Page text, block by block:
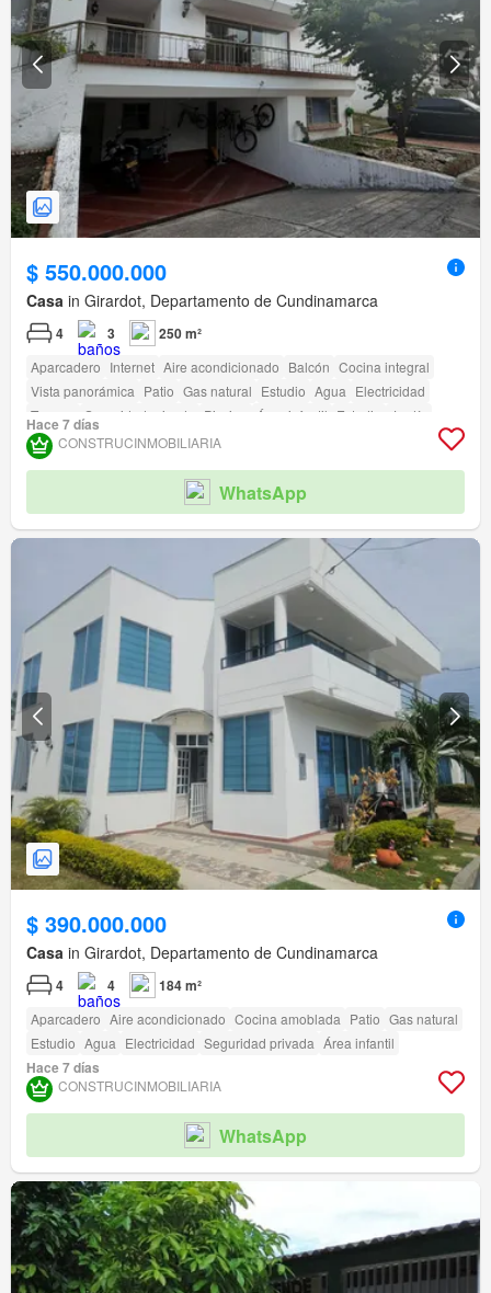
$ 550.000.000
Casa in Girardot, Departamento de Cundinamarca
4 3 250 m²
Aparcadero Internet Aire acondicionado Balcón Cocina integral
Vista panorámica Patio Gas natural Estudio Agua Electricidad
Terraza
Seguridad privada Piscina Área infantil Estudio
Jardín
Barbecue Caseta de vigilancia
Hace 7 días
CONSTRUCINMOBILIARIA
WhatsApp
$ 390.000.000
Casa in Girardot, Departamento de Cundinamarca
4 4 184 m²
Aparcadero Aire acondicionado Cocina amoblada Patio Gas natural
Estudio Agua Electricidad Seguridad privada Área infantil
Hace 7 días
CONSTRUCINMOBILIARIA
WhatsApp